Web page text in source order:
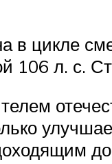
в цикле
106 л. с.